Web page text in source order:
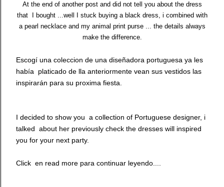
At the end of another post and did not tell you about the dress
that
I bought ...well stuck buying a black dress, i combined with
a pearl necklace and my animal print purse ... the details always
make the difference.
Escogí una coleccion de una diseñadora portuguesa ya les
había platicado de lla anteriormente vean sus vestidos las
inspirarán para su proxima fiesta.
I decided to show you a collection of Portuguese designer, i
talked about her previously check the dresses will inspired
you for your next party.
Click en read more para continuar leyendo....